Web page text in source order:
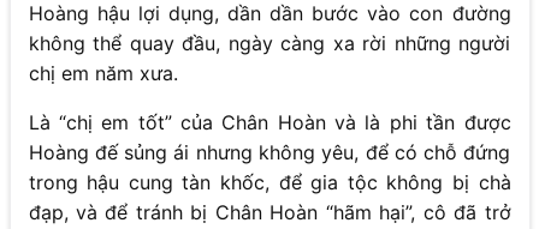
Hoàng hậu lợi dụng, dần dần bước vào con đường
không thể quay đầu, ngày càng xa rời những người
chị em năm xưa.
Là “chị em tốt” của Chân Hoàn và là phi tần được
Hoàng đế sủng ái nhưng không yêu, để có chỗ đứng
trong hậu cung tàn khốc, để gia tộc không bị chà
đạp, và để tránh bị Chân Hoàn “hãm hại”, cô đã trở